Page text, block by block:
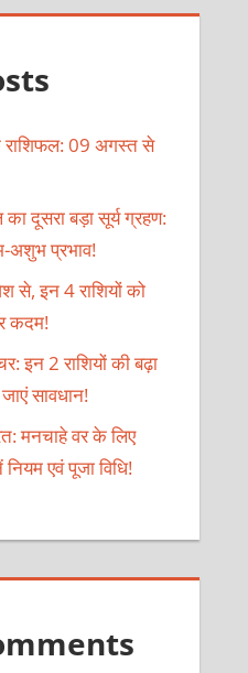
राशिफल: 09 अगस्त से
दूसरा बड़ा सूर्य ग्रहण:
अशुभ प्रभाव!
से, इन 4 राशियों को
कदम!
इन 2 राशियों की बढ़ा
सावधान!
मनचाहे वर के लिए
एवं पूजा विधि!